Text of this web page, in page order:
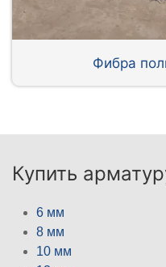
Фибра
Купить
6 мм
8 мм
10 мм